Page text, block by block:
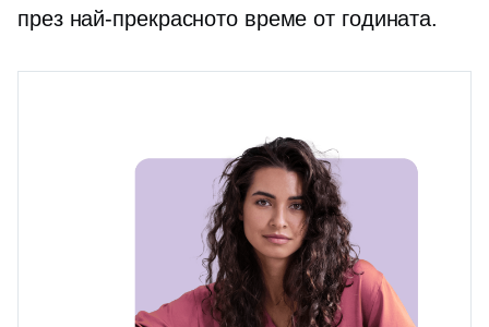
през най-прекрасното време от годината.